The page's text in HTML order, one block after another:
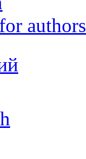
authors